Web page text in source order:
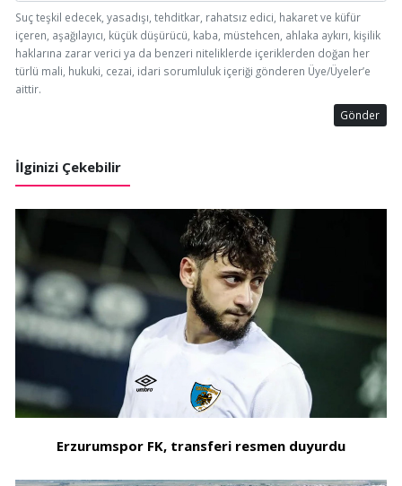
Suç teşkil edecek, yasadışı, tehditkar, rahatsız edici, hakaret ve küfür
içeren, aşağılayıcı, küçük düşürücü, kaba, müstehcen, ahlaka aykırı, kişilik
haklarına zarar verici ya da benzeri niteliklerde içeriklerden doğan her
türlü mali, hukuki, cezai, idari sorumluluk içeriği gönderen Üye/Üyeler’e
aittir.
Gönder
İlginizi Çekebilir
Erzurumspor FK, transferi resmen duyurdu